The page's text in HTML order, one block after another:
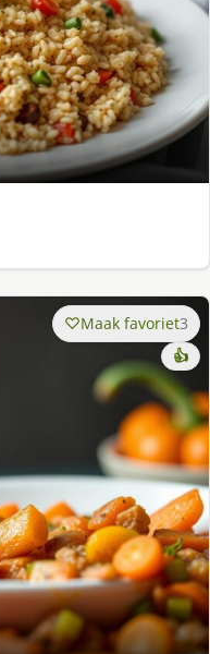
Maak favoriet3
👍